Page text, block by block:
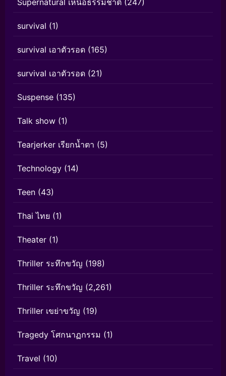
survival (1)
survival เอาตัวรอด (165)
survival เอาตัวรอด (21)
Suspense (135)
Talk show (1)
Tearjerker เรียกน้ำตา (5)
Technology (14)
Teen (43)
Thai ไทย (1)
Theater (1)
Thriller ระทึกขวัญ (198)
Thriller ระทึกขวัญ (2,261)
Thriller เขย่าขวัญ (19)
Tragedy โศกนาฏกรรม (1)
Travel (10)